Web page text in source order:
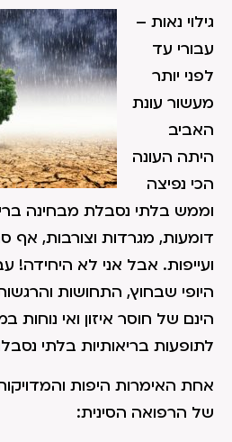
גילוי נאות –
עבורי עד
לפני יותר
מעשור עונת
האביב
היתה העונה
הכי נפיצה
וממש בלתי נסבלת מבחינה
דומעות, מגרדות וצורבות, אף
ועייפות. אבל אני לא היחידה!
היופי שבחוץ, התחושות
הינם של חוסר איזון ואי נוחות
לתופעות בריאותיות בלתי
אחת האימרות היפות
של הרפואה הסינית: